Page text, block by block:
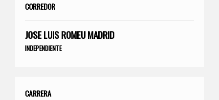
CORREDOR
JOSE LUIS ROMEU MADRID
INDEPENDIENTE
CARRERA